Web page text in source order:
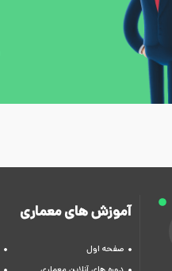
آموزش های معماری
صفحه اول